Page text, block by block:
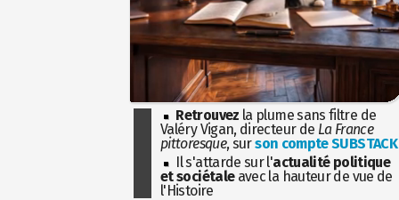
Retrouvez la plume sans filtre de
Valéry Vigan, directeur de La France
pittoresque, surson compte SUBSTACK
Il s'attarde sur l'actualité politique
et sociétaleavec la hauteur de vue de
l'Histoire